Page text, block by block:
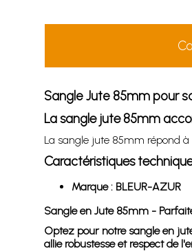
Sangle Jute 85mm pour
La sangle jute 85mm
La sangle jute 85mm répond à
Caractéristiques
Marque : BLEUR-AZUR
Sangle en Jute 85mm -
Optez pour notre sangle en
allie robustesse et respect de